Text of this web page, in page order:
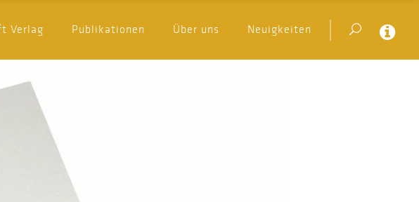
Verlag Publikationen Über uns Neuigkeiten